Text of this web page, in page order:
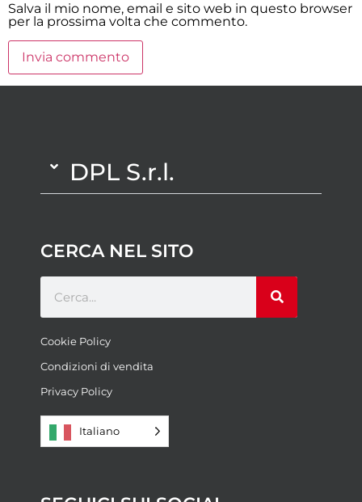
Salva il mio nome, email e sito web in questo browser
per la prossima volta che commento.
DPL S.r.l.
CERCA NEL SITO
Cookie Policy
Condizioni di vendita
Privacy Policy
Italiano